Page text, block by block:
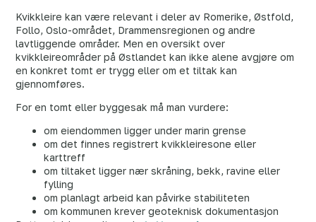
Kvikkleire kan være relevant i deler av Romerike, Østfold,
Follo, Oslo-området, Drammensregionen og andre
lavtliggende områder. Men en oversikt over
kvikkleireområder på Østlandet kan ikke alene avgjøre om
en konkret tomt er trygg eller om et tiltak kan
gjennomføres.
For en tomt eller byggesak må man vurdere:
om eiendommen ligger under marin grense
om det finnes registrert kvikkleiresone eller
karttreff
om tiltaket ligger nær skråning, bekk, ravine eller
fylling
om planlagt arbeid kan påvirke stabiliteten
om kommunen krever geoteknisk dokumentasjon